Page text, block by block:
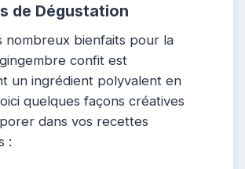
de Dégustation
nombreux bienfaits pour la
confit est
un ingrédient polyvalent en
quelques façons créatives
dans vos recettes
: